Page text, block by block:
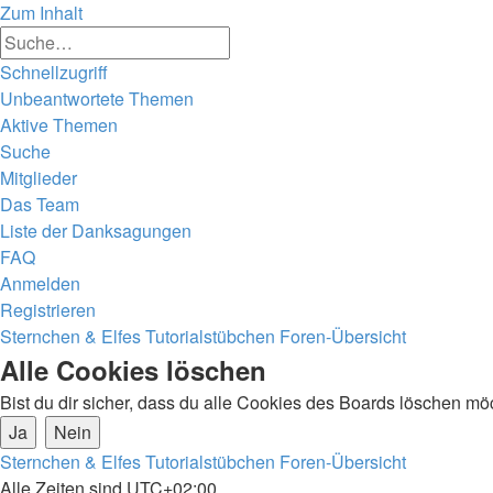
Zum Inhalt
Schnellzugriff
Unbeantwortete Themen
Aktive Themen
Suche
Mitglieder
Das Team
Liste der Danksagungen
FAQ
Anmelden
Registrieren
Sternchen & Elfes Tutorialstübchen Foren-Übersicht
Alle Cookies löschen
Bist du dir sicher, dass du alle Cookies des Boards löschen
Sternchen & Elfes Tutorialstübchen Foren-Übersicht